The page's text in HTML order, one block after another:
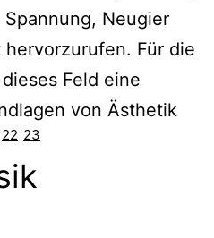
Neugier
Für die
Feld eine
von Ästhetik
22 23